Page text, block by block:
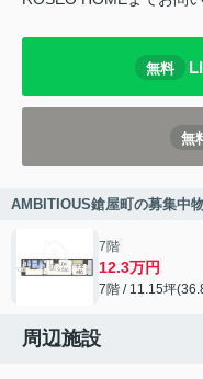
無料
無
AMBITIOUS鎗屋町の募集中
7階
12.3万円
7階 / 11.15坪
周辺施設